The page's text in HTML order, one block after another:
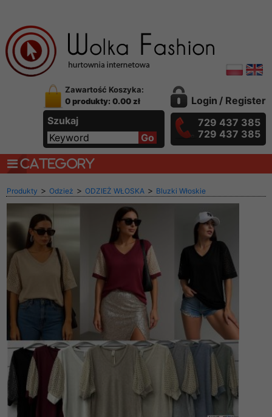
Zawartość Koszyka:
0 produkty: 0.00 zł
Szukaj
Login / Register
729 437 385
729 437 385
CATEGORY
Produkty > Odzież > ODZIEŻ WŁOSKA > Bluzki Włoskie